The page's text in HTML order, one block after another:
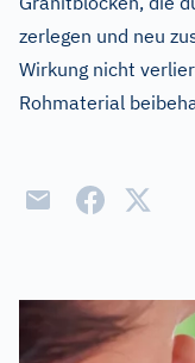
zerlegen und neu
Wirkung nicht
Rohmaterial